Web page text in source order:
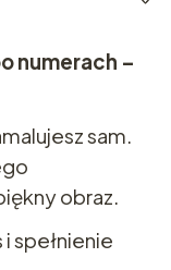
numerach –
sam.
obraz.
spełnienie